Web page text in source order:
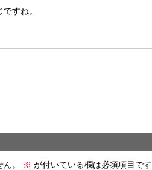
すね。
。 ※ が付いている欄は必須項目です